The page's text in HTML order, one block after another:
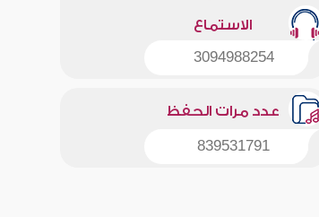
الاستماع
3094988254
عدد مرات الحفظ
839531791